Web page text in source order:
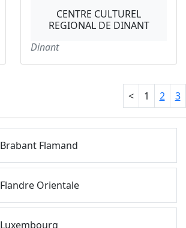
CENTRE CULTUREL
REGIONAL DE DINANT
Dinant
< 1 2 3
Brabant Flamand
Flandre Orientale
Luxembourg